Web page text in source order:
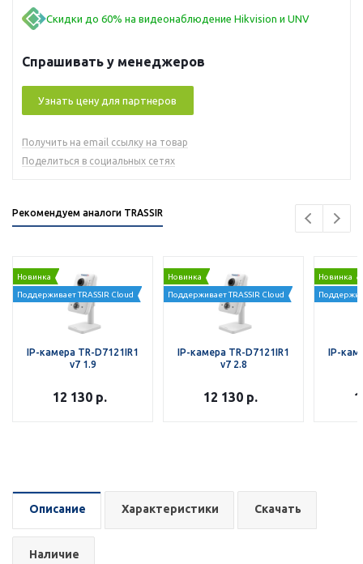
Скидки до 60% на видеонаблюдение Hikvision и UNV
Спрашивать у менеджеров
Узнать цену для партнеров
Получить на email ссылку на товар
Поделиться в социальных сетях
Рекомендуем аналоги TRASSIR
Новинка
Поддерживает TRASSIR Cloud
IP-камера TR-D7121IR1
v7 1.9
12 130 р.
Новинка
Поддерживает TRASSIR Cloud
IP-камера TR-D7121IR1
v7 2.8
12 130 р.
Новинка
IP-
Описание Характеристики Скачать
Наличие